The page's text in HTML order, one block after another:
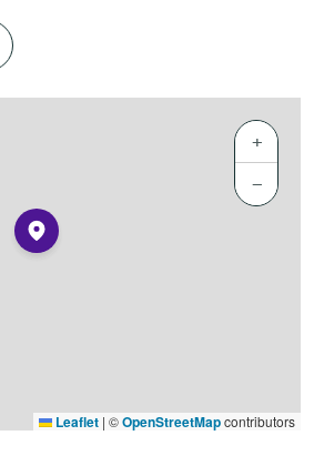
+
−
Leaflet | ©OpenStreetMapcontributors